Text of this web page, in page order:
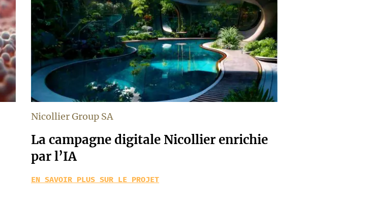
Nicollier Group SA
La campagne digitale Nicollier enrichie
par l’IA
EN SAVOIR PLUS SUR LE PROJET